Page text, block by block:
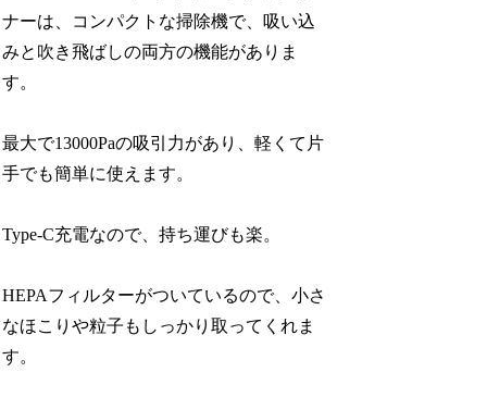
ナーは、コンパクトな掃除機で、吸い込
みと吹き飛ばしの両方の機能がありま
す。
最大で13000Paの吸引力があり、軽くて片
手でも簡単に使えます。
Type-C充電なので、持ち運びも楽。
HEPAフィルターがついているので、小さ
なほこりや粒子もしっかり取ってくれま
す。